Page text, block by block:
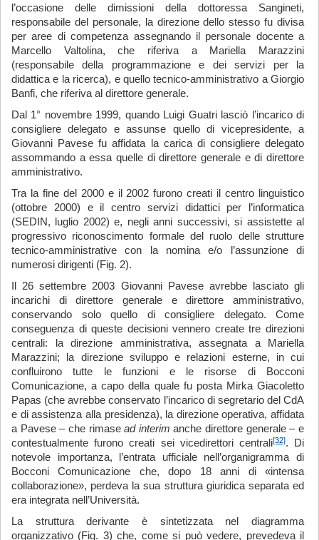
l’occasione delle dimissioni della dottoressa Sangineti,
responsabile del personale, la direzione dello stesso fu divisa
per aree di competenza assegnando il personale docente a
Marcello Valtolina, che riferiva a Mariella Marazzini
(responsabile della programmazione e dei servizi per la
didattica e la ricerca), e quello tecnico-amministrativo a Giorgio
Banfi, che riferiva al direttore generale.
Dal 1° novembre 1999, quando Luigi Guatri lasciò l’incarico di
consigliere delegato e assunse quello di vicepresidente, a
Giovanni Pavese fu affidata la carica di consigliere delegato
assommando a essa quelle di direttore generale e di direttore
amministrativo.
Tra la fine del 2000 e il 2002 furono creati il centro linguistico
(ottobre 2000) e il centro servizi didattici per l’informatica
(SEDIN, luglio 2002) e, negli anni successivi, si assistette al
progressivo riconoscimento formale del ruolo delle strutture
tecnico-amministrative con la nomina e/o l’assunzione di
numerosi dirigenti (Fig. 2).
Il 26 settembre 2003 Giovanni Pavese avrebbe lasciato gli
incarichi di direttore generale e direttore amministrativo,
conservando solo quello di consigliere delegato. Come
conseguenza di queste decisioni vennero create tre direzioni
centrali: la direzione amministrativa, assegnata a Mariella
Marazzini; la direzione sviluppo e relazioni esterne, in cui
confluirono tutte le funzioni e le risorse di Bocconi
Comunicazione, a capo della quale fu posta Mirka Giacoletto
Papas (che avrebbe conservato l’incarico di segretario del CdA
e di assistenza alla presidenza), la direzione operativa, affidata
a Pavese – che rimasead interim anche direttore generale – e
contestualmente furono creati sei vicedirettori centrali[32]. Di
notevole importanza, l’entrata ufficiale nell’organigramma di
Bocconi Comunicazione che, dopo 18 anni di «intensa
collaborazione», perdeva la sua struttura giuridica separata ed
era integrata nell’Università.
La struttura derivante è sintetizzata nel diagramma
organizzativo (Fig. 3) che, come si può vedere, prevedeva il